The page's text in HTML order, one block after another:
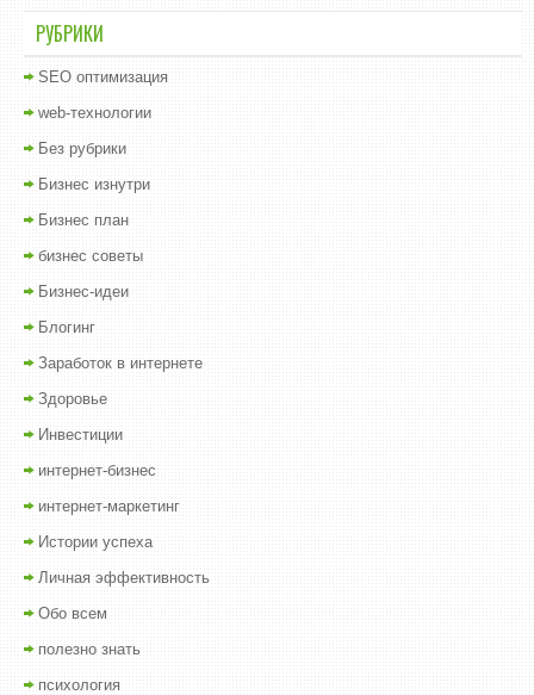
РУБРИКИ
SEO оптимизация
web-технологии
Без рубрики
Бизнес изнутри
Бизнес план
бизнес советы
Бизнес-идеи
Блогинг
Заработок в интернете
Здоровье
Инвестиции
интернет-бизнес
интернет-маркетинг
Истории успеха
Личная эффективность
Обо всем
полезно знать
психология